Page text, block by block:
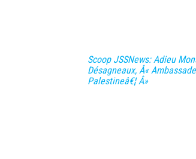
Scoop JSSNews: Adieu
Désagneaux, Â«
Palestineâ€¦ Â»